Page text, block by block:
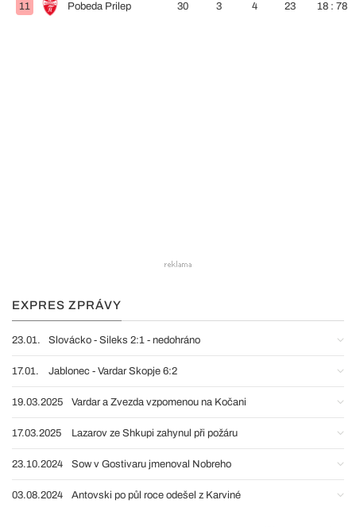
11 Pobeda Prilep 30 3 4 23 18 : 78
EXPRES ZPRÁVY
23.01. Slovácko - Sileks 2:1 - nedohráno
17.01. Jablonec - Vardar Skopje 6:2
19.03.2025 Vardar a Zvezda vzpomenou na Kočani
17.03.2025 Lazarov ze Shkupi zahynul při požáru
23.10.2024 Sow v Gostivaru jmenoval Nobreho
03.08.2024 Antovski po půl roce odešel z Karviné